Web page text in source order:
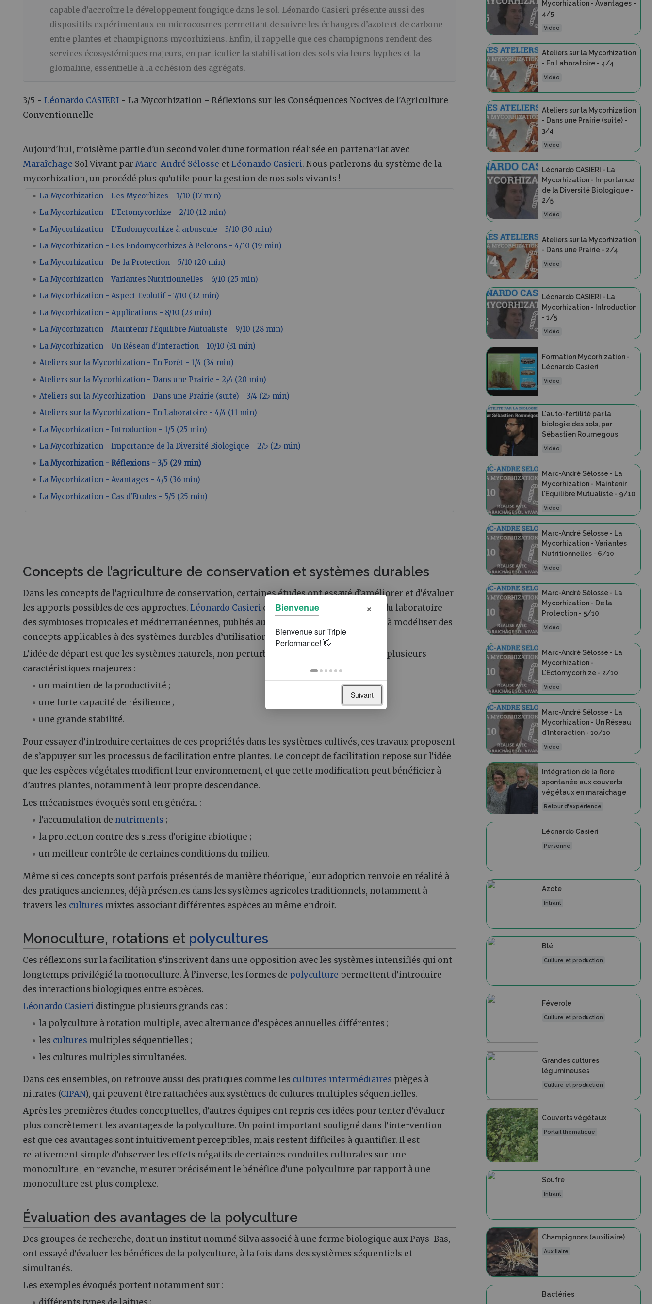
capable d’accroître le développement fongique dans le sol. Léonardo Casieri présente aussi des
dispositifs expérimentaux en microcosmes permettant de suivre les échanges d’azote et de carbone
entre plantes et champignons mycorhiziens. Enfin, il rappelle que ces champignons rendent des
services écosystémiques majeurs, en particulier la stabilisation des sols via leurs hyphes et la
glomaline, essentielle à la cohésion des agrégats.
3/5 - Léonardo CASIERI - La Mycorhization - Réflexions sur les Conséquences Nocives de l'Agriculture
Conventionnelle
Aujourd'hui, troisième partie d'un second volet d'une formation réalisée en partenariat avec
Maraîchage Sol Vivant parMarc-André Sélosse etLéonardo Casieri. Nous parlerons du système de la
mycorhization, un procédé plus qu'utile pour la gestion de nos sols vivants !
La Mycorhization - Les Mycorhizes - 1/10 (17 min)
La Mycorhization - L'Ectomycorhize - 2/10 (12 min)
La Mycorhization - L'Endomycorhize à arbuscule - 3/10 (30 min)
La Mycorhization - Les Endomycorhizes à Pelotons - 4/10 (19 min)
La Mycorhization - De la Protection - 5/10 (20 min)
La Mycorhization - Variantes Nutritionnelles - 6/10 (25 min)
La Mycorhization - Aspect Evolutif - 7/10 (32 min)
La Mycorhization - Applications - 8/10 (23 min)
La Mycorhization - Maintenir l'Equilibre Mutualiste - 9/10 (28 min)
La Mycorhization - Un Réseau d'Interaction - 10/10 (31 min)
Ateliers sur la Mycorhization - En Forêt - 1/4 (34 min)
Ateliers sur la Mycorhization - Dans une Prairie - 2/4 (20 min)
Ateliers sur la Mycorhization - Dans une Prairie (suite) - 3/4 (25 min)
Ateliers sur la Mycorhization - En Laboratoire - 4/4 (11 min)
La Mycorhization - Introduction - 1/5 (25 min)
La Mycorhization - Importance de la Diversité Biologique - 2/5 (25 min)
La Mycorhization - Réflexions - 3/5 (29 min)
La Mycorhization - Avantages - 4/5 (36 min)
La Mycorhization - Cas d'Etudes - 5/5 (25 min)
Concepts de l’agriculture de conservation et systèmes durables
Dans les concepts de l’agriculture de conservation, certaines études ont essayé d’améliorer et d’évaluer
les apports possibles de ces approches. Léonardo Casieri cite notamment des travaux du laboratoire
des symbioses tropicales et méditerranéennes, publiés autour de 2015, qui cherchaient à modéliser des
concepts applicables à des systèmes durables d’utilisation des terres.
L’idée de départ est que les systèmes naturels, non perturbés par l’homme, présentent plusieurs
caractéristiques majeures :
un maintien de la productivité ;
une forte capacité de résilience ;
une grande stabilité.
Pour essayer d’introduire certaines de ces propriétés dans les systèmes cultivés, ces travaux proposent
de s’appuyer sur les processus de facilitation entre plantes. Le concept de facilitation repose sur l’idée
que les espèces végétales modifient leur environnement, et que cette modification peut bénéficier à
d’autres plantes, notamment à leur propre descendance.
Les mécanismes évoqués sont en général :
l’accumulation de nutriments ;
la protection contre des stress d’origine abiotique ;
un meilleur contrôle de certaines conditions du milieu.
Même si ces concepts sont parfois présentés de manière théorique, leur adoption renvoie en réalité à
des pratiques anciennes, déjà présentes dans les systèmes agricoles traditionnels, notamment à
travers les cultures mixtes associant différentes espèces au même endroit.
Monoculture, rotations et polycultures
Ces réflexions sur la facilitation s’inscrivent dans une opposition avec les systèmes intensifiés qui ont
longtemps privilégié la monoculture. À l’inverse, les formes de polyculture permettent d’introduire
des interactions biologiques entre espèces.
Léonardo Casieri distingue plusieurs grands cas :
la polyculture à rotation multiple, avec alternance d’espèces annuelles différentes ;
les cultures multiples séquentielles ;
les cultures multiples simultanées.
Dans ces ensembles, on retrouve aussi des pratiques comme les cultures intermédiaires pièges à
nitrates (CIPAN), qui peuvent être rattachées aux systèmes de cultures multiples séquentielles.
Après les premières études conceptuelles, d’autres équipes ont repris ces idées pour tenter d’évaluer
plus concrètement les avantages de la polyculture. Un point important souligné dans l’intervention
est que ces avantages sont intuitivement perceptibles, mais restent difficiles à quantifier. Il est
relativement simple d’observer les effets négatifs de certaines conduites culturales sur une
monoculture ; en revanche, mesurer précisément le bénéfice d’une polyculture par rapport à une
monoculture est plus complexe.
Évaluation des avantages de la polyculture
Des groupes de recherche, dont un institut nommé Silva associé à une ferme biologique aux Pays-Bas,
ont essayé d’évaluer les bénéfices de la polyculture, à la fois dans des systèmes séquentiels et
simultanés.
Les exemples évoqués portent notamment sur :
Mycorhization - Avantages -
4/5
Vidéo
Ateliers sur la Mycorhization
- En Laboratoire - 4/4
Vidéo
Ateliers sur la Mycorhization
- Dans une Prairie (suite) -
3/4
Vidéo
Léonardo CASIERI - La
Mycorhization - Importance
de la Diversité Biologique -
2/5
Vidéo
Ateliers sur la Mycorhization
- Dans une Prairie - 2/4
Vidéo
Léonardo CASIERI - La
Mycorhization - Introduction
- 1/5
Vidéo
Formation Mycorhization -
Léonardo Casieri
Vidéo
L'auto-fertilité par la
biologie des sols, par
Sébastien Roumegous
Vidéo
Marc-André Sélosse - La
Mycorhization - Maintenir
l'Equilibre Mutualiste - 9/10
Vidéo
Marc-André Sélosse - La
Mycorhization - Variantes
Nutritionnelles - 6/10
Vidéo
Marc-André Sélosse - La
Mycorhization - De la
Protection - 5/10
Vidéo
Marc-André Sélosse - La
Mycorhization -
L'Ectomycorhize - 2/10
Vidéo
Marc-André Sélosse - La
Mycorhization - Un Réseau
d'Interaction - 10/10
Vidéo
Intégration de la flore
spontanée aux couverts
végétaux en maraîchage
Retour d'expérience
Léonardo Casieri
Personne
Azote
Intrant
Blé
Culture et production
Féverole
Culture et production
Grandes cultures
légumineuses
Culture et production
Couverts végétaux
Portail thématique
Soufre
Intrant
Champignons (auxiliaire)
Auxiliaire
Bactéries
Bienvenue ×
Suivant